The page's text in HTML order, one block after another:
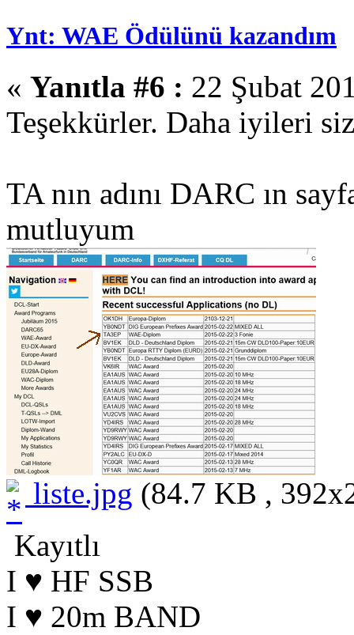
Ynt: WAE Ödülünü kazandım
« Yanıtla #6 : 22 Şubat
Teşekkürler. Daha iyileri
TA nın adını DARC ın
mutluyum
liste.jpg (84.7 KB ,
Kayıtlı
I ♥ HF SSB
I ♥ 20m BAND